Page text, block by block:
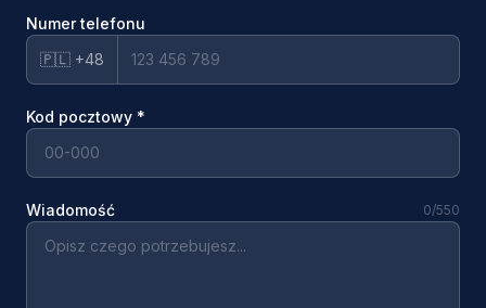
Numer telefonu
🇵🇱 +48
Kod pocztowy *
Wiadomość 0/550